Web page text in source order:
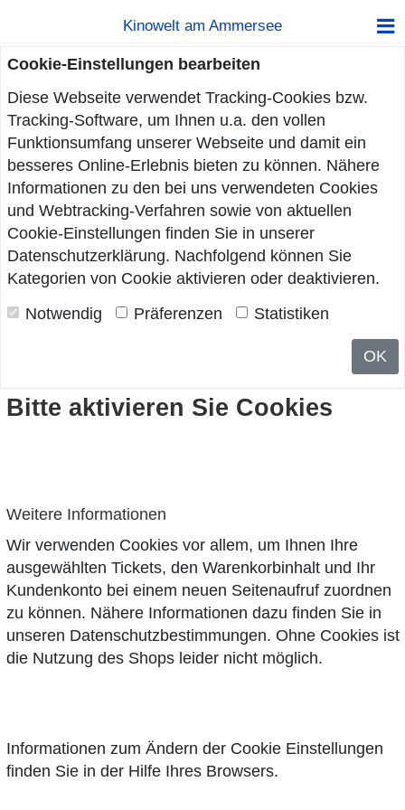
Kinowelt am Ammersee
Cookie-Einstellungen bearbeiten
Diese Webseite verwendet Tracking-Cookies bzw.
Tracking-Software, um Ihnen u.a. den vollen
Funktionsumfang unserer Webseite und damit ein
besseres Online-Erlebnis bieten zu können. Nähere
Informationen zu den bei uns verwendeten Cookies
und Webtracking-Verfahren sowie von aktuellen
Cookie-Einstellungen finden Sie in unserer
Datenschutzerklärung. Nachfolgend können Sie
Kategorien von Cookie aktivieren oder deaktivieren.
Notwendig
Präferenzen Statistiken
OK
Bitte aktivieren Sie Cookies
Weitere Informationen
Wir verwenden Cookies vor allem, um Ihnen Ihre
ausgewählten Tickets, den Warenkorbinhalt und Ihr
Kundenkonto bei einem neuen Seitenaufruf zuordnen
zu können. Nähere Informationen dazu finden Sie in
unseren Datenschutzbestimmungen. Ohne Cookies ist
die Nutzung des Shops leider nicht möglich.
Informationen zum Ändern der Cookie Einstellungen
finden Sie in der Hilfe Ihres Browsers.